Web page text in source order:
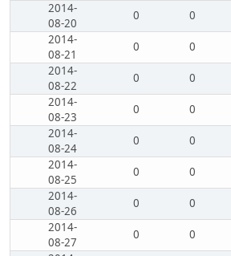
2014-
08-20
0 0
2014-
08-21
0 0
2014-
08-22
0 0
2014-
08-23
0 0
2014-
08-24
0 0
2014-
08-25
0 0
2014-
08-26
0 0
2014-
08-27
0 0